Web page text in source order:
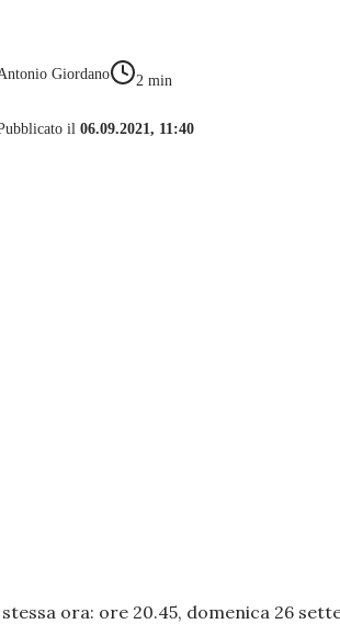
Giordano 2 min
il 06.09.2021, 11:40
ora: ore 20.45, domenica 26